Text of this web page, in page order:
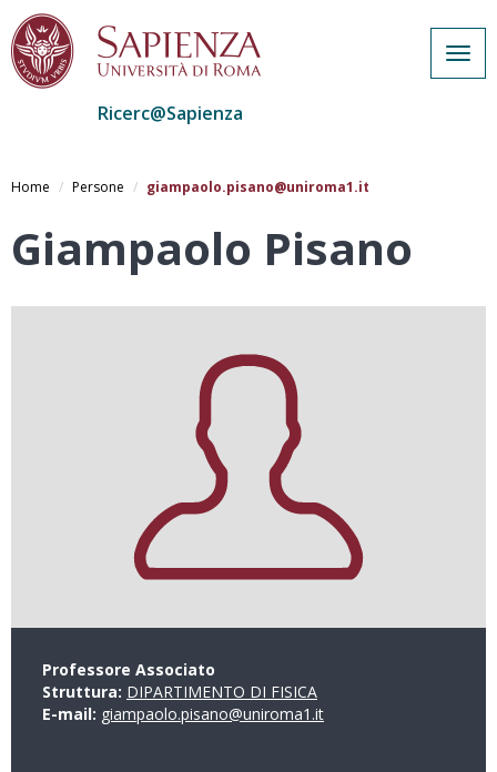
al
principale
Ricerc@Sapienza
Home Persone giampaolo.pisano@uniroma1.it
Giampaolo Pisano
Professore Associato
Struttura: DIPARTIMENTO DI FISICA
E-mail: giampaolo.pisano@uniroma1.it